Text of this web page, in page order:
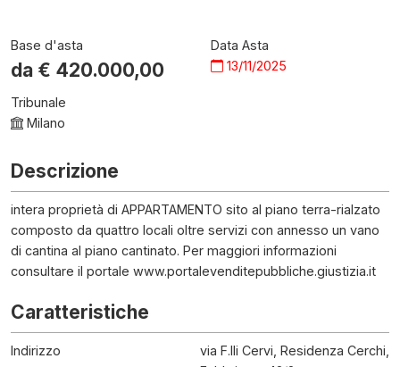
Base d'asta
da € 420.000,00
Data Asta
13/11/2025
Tribunale
Milano
Descrizione
intera proprietà di APPARTAMENTO sito al piano terra-rialzato
composto da quattro locali oltre servizi con annesso un vano
di cantina al piano cantinato. Per maggiori informazioni
consultare il portale www.portalevenditepubbliche.giustizia.it
Caratteristiche
Indirizzo
via F.lli Cervi, Residenza Cerchi,